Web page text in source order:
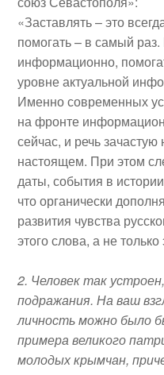
«Заставлять – это
помогать – в самый
информационно,
уровне актуальной
Именно современных
на фронте
сейчас, и речь
настоящем. При этом
даты, события в
что органически
развития чувства
этого слова, а не
2. Человек так
подражания. На ваш
личность можно было
примера великого
молодых крымчан,